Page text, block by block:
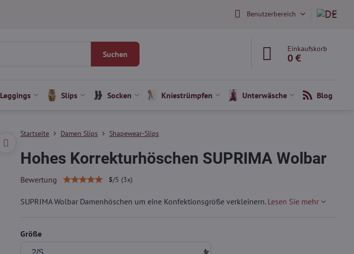
Benutzerbereich
Suchen
Einkaufskorb
0 €
Leggings Slips Socken Kniestrümpfen Unterwäsche Blog
Startseite Damen Slips Shapewear-Slips
Hohes Korrekturhöschen SUPRIMA Wolbar
Bewertung 5/5 (3x)
SUPRIMA Wolbar Damenhöschen um eine Konfektionsgröße verkleinern. Lesen Sie mehr
Größe